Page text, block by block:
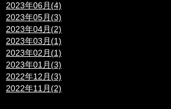
2023年06月(4)
2023年05月(3)
2023年04月(2)
2023年03月(1)
2023年02月(1)
2023年01月(3)
2022年12月(3)
2022年11月(2)